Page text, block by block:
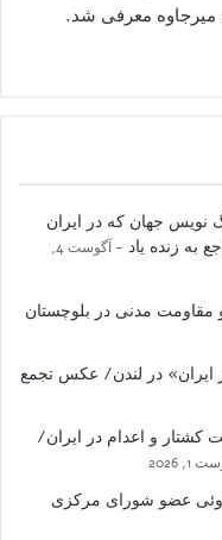
میرجاوه معرفی شد.
نویس جهان که در ایران
به زنده یاد
آگوست 4,
و مقاومت مدنی در بلوچستان
ایران» در لندن/ عکس تجمع
کشتار و اعدام در ایران/
1, 2026
عضو شورای مرکزی